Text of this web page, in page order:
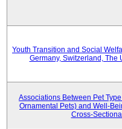
Youth Transition and Social
Germany, Switzerland, The
Associations Between Pet
Ornamental Pets) and Well-
Cross-